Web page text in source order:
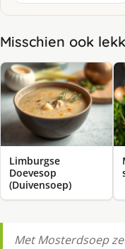
Misschien ook
Limburgse
Doevesop
(Duivensoep)
Met Mosterdsoep